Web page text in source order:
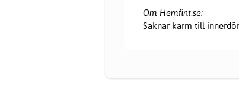
Om Hemfint.se:
Saknar karm till